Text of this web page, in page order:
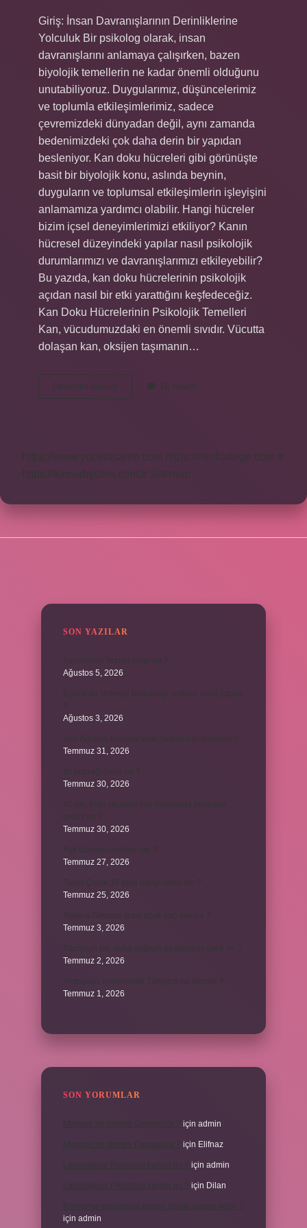
Giriş: İnsan Davranışlarının Derinliklerine
Yolculuk Bir psikolog olarak, insan
davranışlarını anlamaya çalışırken, bazen
biyolojik temellerin ne kadar önemli olduğunu
unutabiliyoruz. Duygularımız, düşüncelerimiz
ve toplumla etkileşimlerimiz, sadece
çevremizdeki dünyadan değil, aynı zamanda
bedenimizdeki çok daha derin bir yapıdan
besleniyor. Kan doku hücreleri gibi görünüşte
basit bir biyolojik konu, aslında beynin,
duyguların ve toplumsal etkileşimlerin işleyişini
anlamamıza yardımcı olabilir. Hangi hücreler
bizim içsel deneyimlerimizi etkiliyor? Kanın
hücresel düzeyindeki yapılar nasıl psikolojik
durumlarımızı ve davranışlarımızı etkileyebilir?
Bu yazıda, kan doku hücrelerinin psikolojik
açıdan nasıl bir etki yarattığını keşfedeceğiz.
Kan Doku Hücrelerinin Psikolojik Temelleri
Kan, vücudumuzdaki en önemli sıvıdır. Vücutta
dolaşan kan, oksijen taşımanın…
Devamını okuyun
doku
18 Yorum
https://www.yucetasarim.com
https://mediartege.com.tr
https://kasvabijuteri.com.tr Sitemap
SON YAZILAR
Avcı böreği fırında pişer mi ?
Ağustos 5, 2026
6 aylık bir bebeğe balkabağı çorbası nasıl yapılır
Ağustos 3, 2026
Temmuz 31, 2026
Temmuz 30, 2026
Temmuz 30, 2026
Temmuz 27, 2026
Temmuz 25, 2026
Temmuz 3, 2026
Temmuz 2, 2026
Temmuz 1, 2026
SON YORUMLAR
için admin
için Elifnaz
için admin
için Dilan
için admin